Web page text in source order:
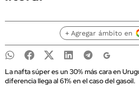
+ Agregar ámbito en
La nafta súper es un 30% más cara en
diferencia llega al 61% en el caso del gasoil.